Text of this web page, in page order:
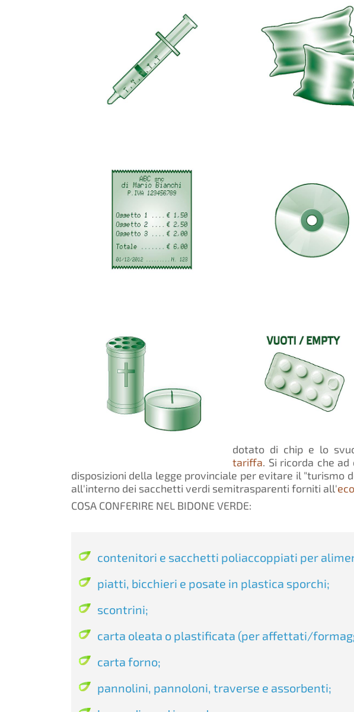
dotato di chip e lo
tariffa. Si ricorda che
disposizioni della legge provinciale per evitare il
all'interno dei sacchetti verdi semitrasparenti forniti all'
COSA CONFERIRE NEL BIDONE VERDE:
contenitori e sacchetti poliaccoppiati per
piatti, bicchieri e posate in plastica sporchi;
scontrini;
carta oleata o plastificata (per affettati/
carta forno;
pannolini, pannoloni, traverse e assorbenti;